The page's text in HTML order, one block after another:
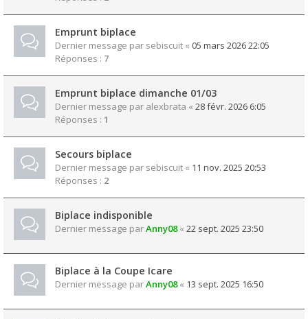
Emprunt biplace
Dernier message par sebiscuit « 05 mars 2026 22:05
Réponses : 7
Emprunt biplace dimanche 01/03
Dernier message par alexbrata « 28 févr. 2026 6:05
Réponses : 1
Secours biplace
Dernier message par sebiscuit « 11 nov. 2025 20:53
Réponses : 2
Biplace indisponible
Dernier message parAnny08« 22 sept. 2025 23:50
Biplace à la Coupe Icare
Dernier message parAnny08« 13 sept. 2025 16:50